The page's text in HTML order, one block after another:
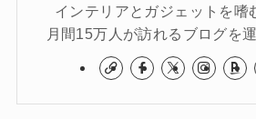
インテリアとガジェットを嗜
月間15万人が訪れるブログを